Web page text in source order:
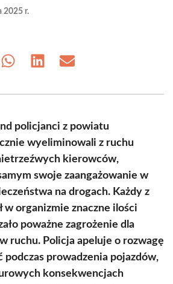
2025 r.
Share Share Share
policjanci z powiatu
wyeliminowali z ruchu
kierowców,
swoje zaangażowanie w
na drogach. Każdy z
w organizmie znaczne ilości
poważne zagrożenie dla
ruchu. Policja apeluje o rozwagę
podczas prowadzenia pojazdów,
konsekwencjach